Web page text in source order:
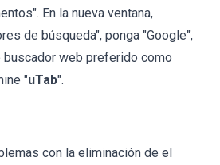
En la nueva ventana,
de búsqueda", ponga "Google",
buscador web preferido como
"uTab".
con la eliminación de el